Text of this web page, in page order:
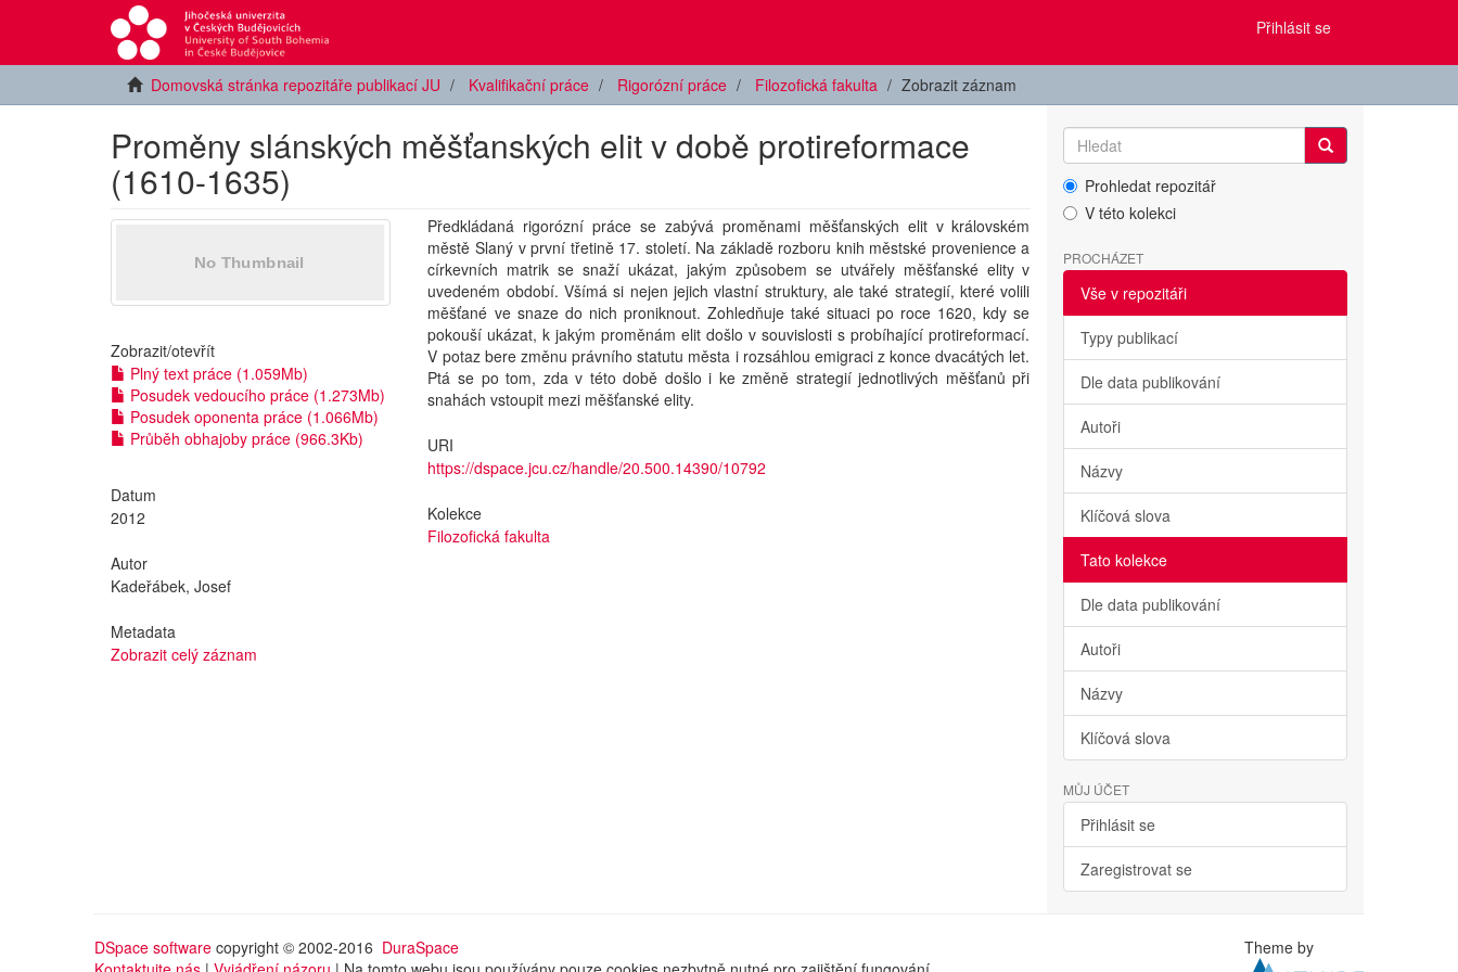
Přihlásit se
Domovská stránka repozitáře publikací JU Kvalifikační práce Rigorózní práce Filozofická fakulta Zobrazit záznam
Proměny slánských měšťanských elit v době protireformace
(1610-1635)
Zobrazit/otevřít
Plný text práce (1.059Mb)
Posudek vedoucího práce (1.273Mb)
Posudek oponenta práce (1.066Mb)
Průběh obhajoby práce (966.3Kb)
Datum
2012
Autor
Kadeřábek, Josef
Metadata
Zobrazit celý záznam
Předkládaná rigorózní práce se zabývá proměnami měšťanských elit v královském
městě Slaný v první třetině 17. století. Na základě rozboru knih městské provenience a
církevních matrik se snaží ukázat, jakým způsobem se utvářely měšťanské elity v
uvedeném období. Všímá si nejen jejich vlastní struktury, ale také strategií, které volili
měšťané ve snaze do nich proniknout. Zohledňuje také situaci po roce 1620, kdy se
pokouší ukázat, k jakým proměnám elit došlo v souvislosti s probíhající protireformací.
V potaz bere změnu právního statutu města i rozsáhlou emigraci z konce dvacátých let.
Ptá se po tom, zda v této době došlo i ke změně strategií jednotlivých měšťanů při
snahách vstoupit mezi měšťanské elity.
URI
https://dspace.jcu.cz/handle/20.500.14390/10792
Kolekce
Filozofická fakulta
Prohledat repozitář
V této kolekci
PROCHÁZET
Vše v repozitáři
Typy publikací
Dle data publikování
Autoři
Názvy
Klíčová slova
Tato kolekce
Dle data publikování
Autoři
Názvy
Klíčová slova
MŮJ ÚČET
Přihlásit se
Zaregistrovat se
DSpace software copyright © 2002-2016 DuraSpace
Theme by